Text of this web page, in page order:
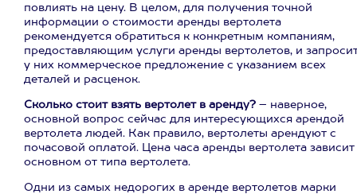
повлиять на цену. В целом, для получения точной
информации о стоимости аренды вертолета
рекомендуется обратиться к конкретным компаниям,
предоставляющим услуги аренды вертолетов, и
у них коммерческое предложение с указанием всех
деталей и расценок.
Сколько стоит взять вертолет в аренду? – наверное,
основной вопрос сейчас для интересующихся арендой
вертолета людей. Как правило, вертолеты арендуют с
почасовой оплатой. Цена часа аренды вертолета зависит
основном от типа вертолета.
Одни из самых недорогих в аренде вертолетов марки